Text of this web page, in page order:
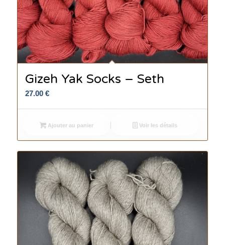
Gizeh Yak Socks – Seth
27.00 €
Ajouter au panier Voir les détails